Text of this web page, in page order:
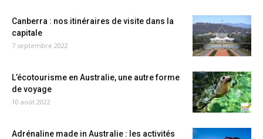
Canberra : nos itinéraires de visite dans la
capitale
7 septembre 2022
L’écotourisme en Australie, une autre forme
de voyage
10 août 2022
Adrénaline made in Australie : les activités